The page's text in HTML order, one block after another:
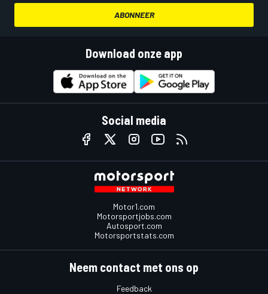
ABONNEER
Download onze app
Social media
Motor1.com
Motorsportjobs.com
Autosport.com
Motorsportstats.com
Neem contact met ons op
Feedback